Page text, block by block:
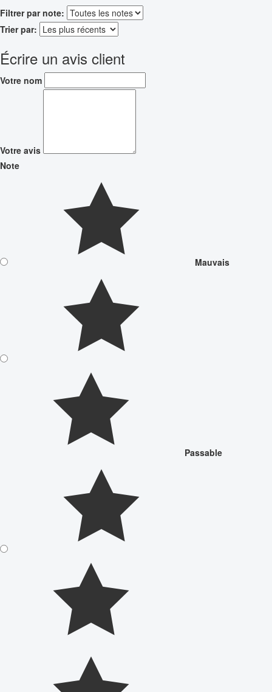
Filtrer par note:
Trier par:
Écrire un avis client
Votre nom
Votre avis
Note
Mauvais
Passable